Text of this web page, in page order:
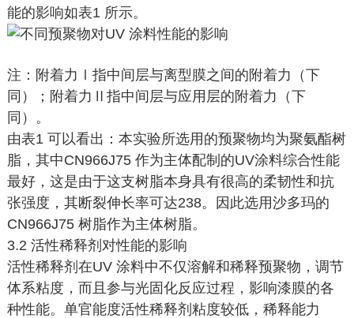
能的影响如表1 所示。
注：附着力Ⅰ指中间层与离型膜之间的附着力（下
同）；附着力Ⅱ指中间层与应用层的附着力（下
同）。
由表1 可以看出：本实验所选用的预聚物均为聚氨酯树
脂，其中CN966J75 作为主体配制的UV涂料综合性能
最好，这是由于这支树脂本身具有很高的柔韧性和抗
张强度，其断裂伸长率可达238。因此选用沙多玛的
CN966J75 树脂作为主体树脂。
3.2 活性稀释剂对性能的影响
活性稀释剂在UV 涂料中不仅溶解和稀释预聚物，调节
体系粘度，而且参与光固化反应过程，影响漆膜的各
种性能。单官能度活性稀释剂粘度较低，稀释能力